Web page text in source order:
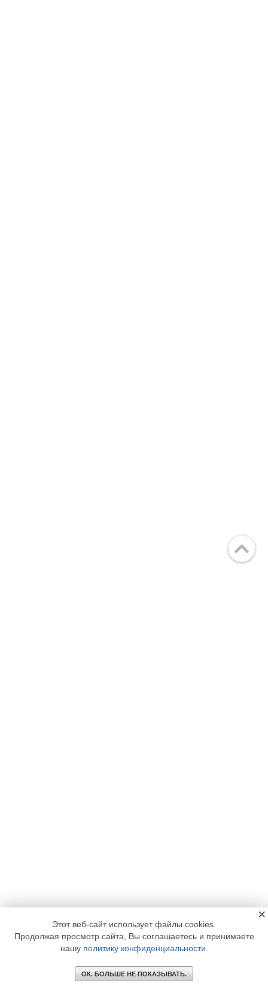
Этот веб-сайт использует файлы cookies.
Продолжая просмотр сайта, Вы соглашаетесь и принимаете
нашу политику конфиденциальности
ОК. БОЛЬШЕ НЕ ПОКАЗЫВАТЬ.
×